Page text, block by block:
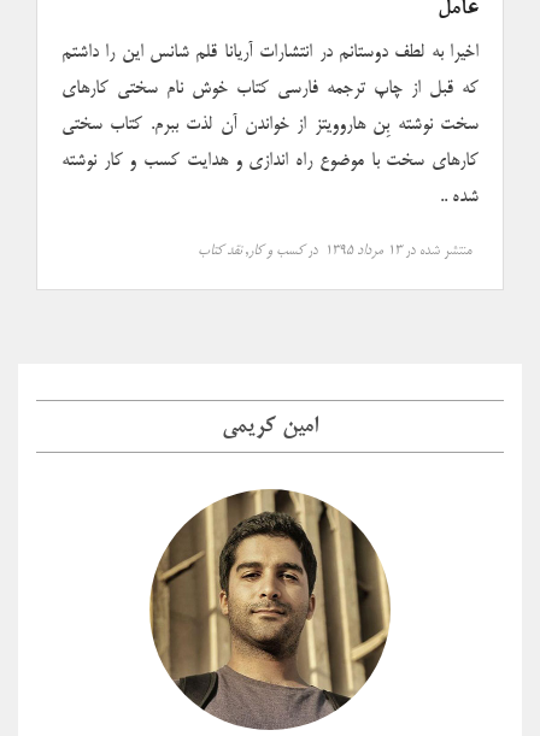
عامل
اخیرا به لطف دوستانم در انتشارات آریانا قلم شانس این را داشتم
که قبل از چاپ ترجمه فارسی کتاب خوش نام سختی کارهای
سخت نوشته بِن هاروویتز از خواندن آن لذت ببرم. کتاب سختی
کارهای سخت با موضوع راه اندازی و هدایت کسب و کار نوشته
شده ..
منتشر شده در۱۳ مرداد ۱۳۹۵ درکسب و کار ,نقد کتاب
امین کریمی